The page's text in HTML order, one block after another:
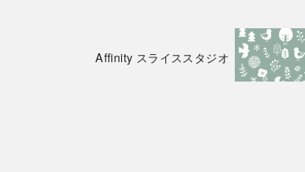
Affinity スライススタジオ